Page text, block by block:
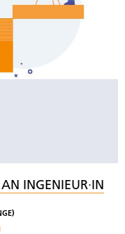
INGENIEUR∙IN